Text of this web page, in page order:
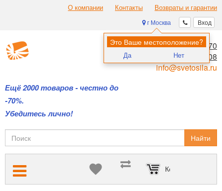
О компании Контакты Возвраты и гарантии
Вход
г Москва
Это Ваше местоположение?
Да Нет
Ещё 2000 товаров - честно до
-70%.
Убедитесь лично!
8 (495) 970-00-70
8 (800) 700-11-08
info@svetosila.ru
Найти
Корзина пуста